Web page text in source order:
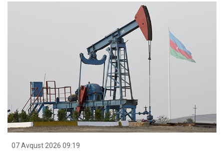
07 Avqust 2026 09:19